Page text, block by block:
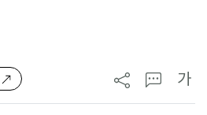
가